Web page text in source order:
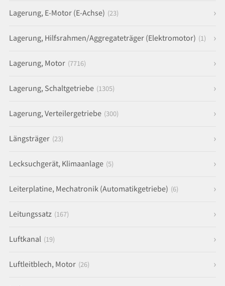
Lagerung, E-Motor (E-Achse) (23)
Lagerung, Hilfsrahmen/Aggregateträger (Elektromotor) (1)
Lagerung, Motor (7716)
Lagerung, Schaltgetriebe (1305)
Lagerung, Verteilergetriebe (300)
Längsträger (23)
Lecksuchgerät, Klimaanlage (5)
Leiterplatine, Mechatronik (Automatikgetriebe) (6)
Leitungssatz (167)
Luftkanal (19)
Luftleitblech, Motor (26)